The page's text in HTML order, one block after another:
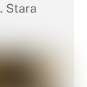
. Stara